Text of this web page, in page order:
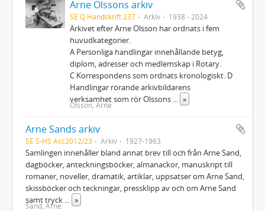
Arne Olssons arkiv
SE Q Handskrift 237 Arkiv 1938 - 2024
Arkivet efter Arne Olsson har ordnats i fem
huvudkategorier.
A Personliga handlingar innehållande betyg,
diplom, adresser och medlemskap i Rotary.
C Korrespondens som ordnats kronologiskt. D
Handlingar rörande arkivbildarens
verksamhet som rör Olssons
»
Olsson, Arne
Arne Sands arkiv
SE S-HS Acc2012/23 Arkiv 1927-1963
Samlingen innehåller bland annat brev till och från Arne Sand,
dagböcker, anteckningsböcker, almanackor, manuskript till
romaner, noveller, dramatik, artiklar, uppsatser om Arne Sand,
skissböcker och teckningar, pressklipp av och om Arne Sand
samt tryck
»
Sand, Arne